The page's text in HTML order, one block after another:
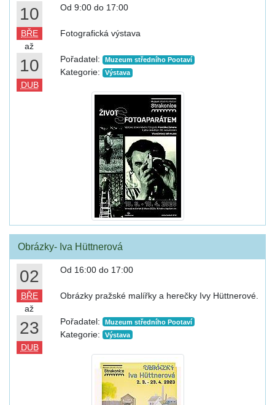
10
BŘE
až
10
DUB
Od 9:00 do 17:00
Fotografická výstava
Pořadatel: Muzeum středního Pootaví
Kategorie: Výstava
Obrázky- Iva Hüttnerová
02
BŘE
až
23
DUB
Od 16:00 do 17:00
Obrázky pražské malířky a herečky Ivy Hüttnerové.
Pořadatel: Muzeum středního Pootaví
Kategorie: Výstava